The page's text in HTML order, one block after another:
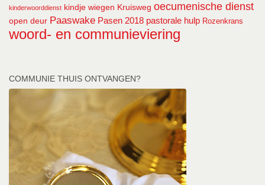
kinderwoorddienst kindje wiegen Kruisweg oecumenische dienst
open deur Paaswake Pasen 2018 pastorale hulp Rozenkrans
woord- en communieviering
COMMUNIE THUIS ONTVANGEN?